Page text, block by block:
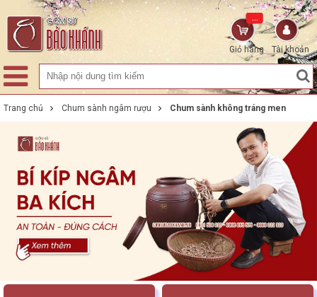
Tài khoản
Giỏ hàng
...
Trang chủ Chum sành ngâm rượu Chum sành không tráng men